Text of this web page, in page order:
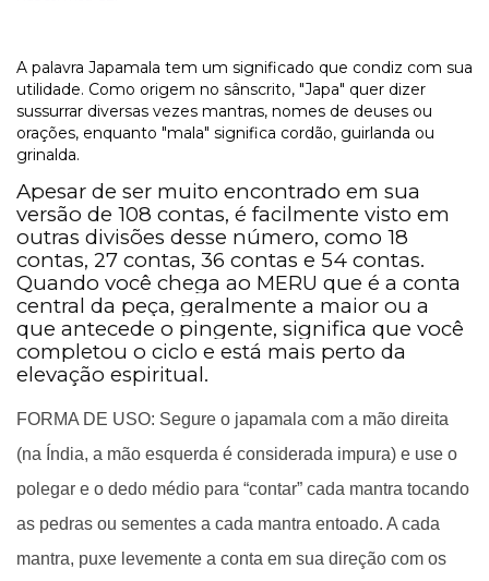
A palavra Japamala tem um significado que condiz com sua
utilidade. Como origem no sânscrito, "Japa" quer dizer
sussurrar diversas vezes mantras, nomes de deuses ou
orações, enquanto "mala" significa cordão, guirlanda ou
grinalda.
Apesar de ser muito encontrado em sua
versão de 108 contas, é facilmente visto em
outras divisões desse número, como 18
contas, 27 contas, 36 contas e 54 contas.
Quando você chega ao MERU que é a conta
central da peça, geralmente a maior ou a
que antecede o pingente, significa que você
completou o ciclo e está mais perto da
elevação espiritual.
FORMA DE USO: Segure o japamala com a mão direita
(na Índia, a mão esquerda é considerada impura) e use o
polegar e o dedo médio para “contar” cada mantra tocando
as pedras ou sementes a cada mantra entoado. A cada
mantra, puxe levemente a conta em sua direção com os